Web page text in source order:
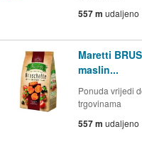
557 m udaljeno
Maretti
maslin...
Ponuda vrijedi
trgovinama
557 m udaljeno